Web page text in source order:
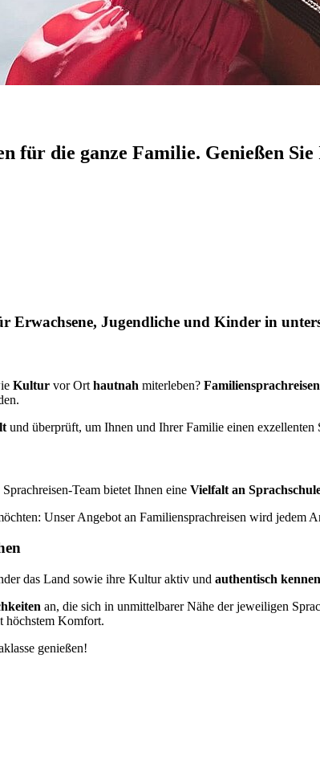
für die ganze Familie. Genießen
Erwachsene, Jugendliche und Kinder in
Kultur vor Ort hautnah miterleben? Familiensprachreisen
und überprüft, um Ihnen und Ihrer Familie einen exzellenten
Sprachreisen-Team bietet Ihnen eine Vielfalt an
Unser Angebot an Familiensprachreisen wird jedem
das Land sowie ihre Kultur aktiv und authentisch
an, die sich in unmittelbarer Nähe der jeweiligen
höchstem Komfort.
genießen!